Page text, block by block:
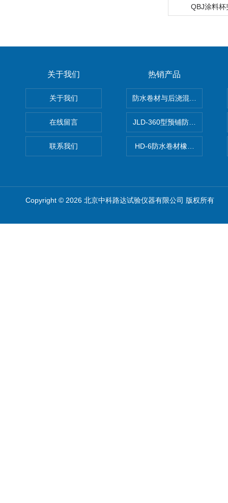
QBJ涂料杯
关于我们
关于我们
在线留言
联系我们
热销产品
防水卷材与后浇混凝土剥离强
JLD-360型预铺防水卷材抗冲
HD-6防水卷材橡胶测厚仪
Copyright © 2026 北京中科路达试验仪器有限公司 版权所有